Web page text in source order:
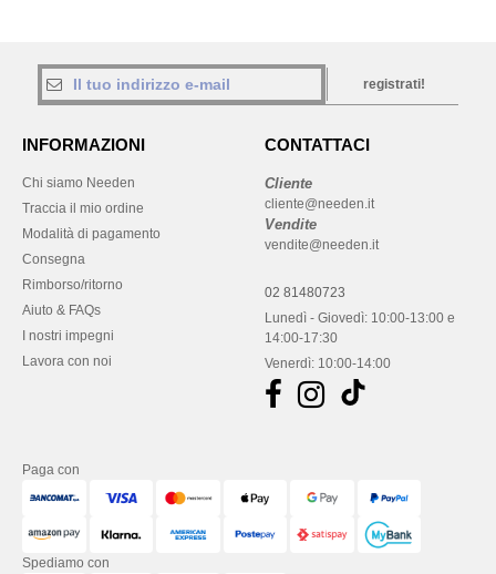
registrati!
INFORMAZIONI
Chi siamo Needen
Traccia il mio ordine
Modalità di pagamento
Consegna
Rimborso/ritorno
Aiuto & FAQs
I nostri impegni
Lavora con noi
CONTATTACI
Cliente
cliente@needen.it
Vendite
vendite@needen.it
02 81480723
Lunedì - Giovedì: 10:00-13:00 e
14:00-17:30
Venerdì: 10:00-14:00
Paga con
Spediamo con